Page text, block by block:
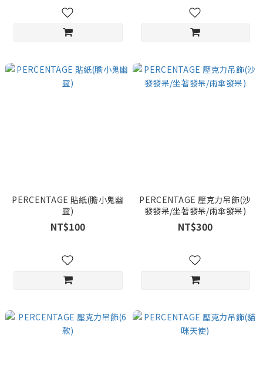
PERCENTAGE 貼紙(膽小鬼幽
靈)
NT$100
PERCENTAGE 壓克力吊飾(沙
發發呆/坐著發呆/雨傘發呆)
NT$300